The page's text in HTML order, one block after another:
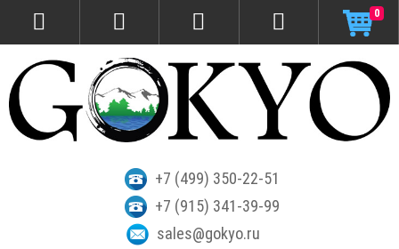
+7 (499) 350-22-51
+7 (915) 341-39-99
sales@gokyo.ru
0